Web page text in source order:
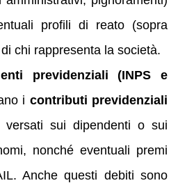
profili di reato (sopra
chi rappresenta la società.
previdenziali (INPS e
i contributi previdenziali
versati sui dipendenti o sui
nonché eventuali premi
Anche questi debiti sono